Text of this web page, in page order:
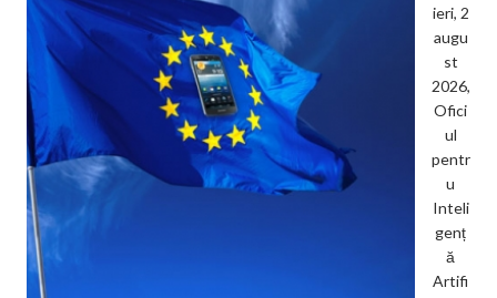
ieri, 2
augu
st
2026,
Ofici
ul
pentr
u
Inteli
genț
ă
Artifi